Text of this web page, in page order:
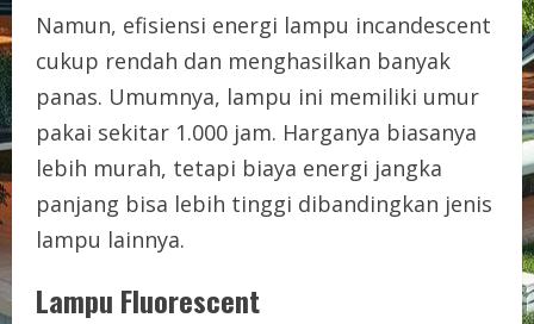
Namun, efisiensi energi lampu incandescent
cukup rendah dan menghasilkan banyak
panas. Umumnya, lampu ini memiliki umur
pakai sekitar 1.000 jam. Harganya biasanya
lebih murah, tetapi biaya energi jangka
panjang bisa lebih tinggi dibandingkan jenis
lampu lainnya.
Lampu Fluorescent